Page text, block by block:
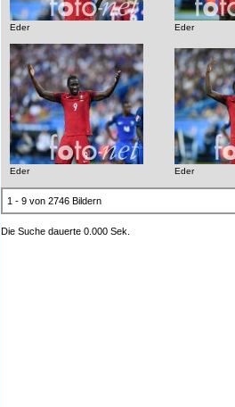
Eder Eder
Eder Eder
1 - 9 von 2746 Bildern
Die Suche dauerte 0.000 Sek.